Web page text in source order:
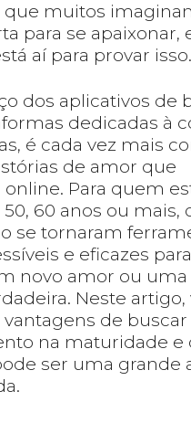
que muitos
para se apaixonar,
aí para provar isso.
dos aplicativos de
dedicadas à
é cada vez mais
de amor que
Para quem
60 anos ou mais,
se tornaram
e eficazes para
novo amor ou uma
Neste artigo,
de
na maturidade e
ser uma grande